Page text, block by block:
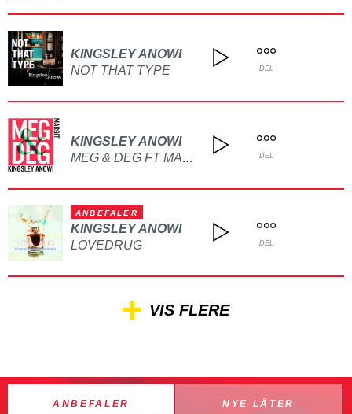
KINGSLEY ANOWI
NOT THAT TYPE
DEL
KINGSLEY ANOWI
MEG & DEG FT MARGIT DEL
ANBEFALER
KINGSLEY ANOWI
LOVEDRUG
DEL
VIS FLERE
ANBEFALER NYE LÅTER